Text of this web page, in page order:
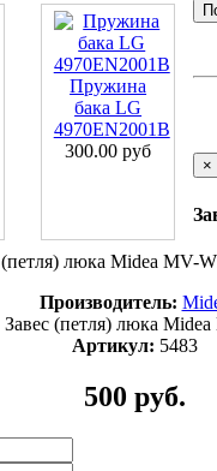
Пружина
бака LG
4970EN2001B
300.00 руб
×
Производитель:
Завес (петля) люка
Артикул: 5483
500 руб.